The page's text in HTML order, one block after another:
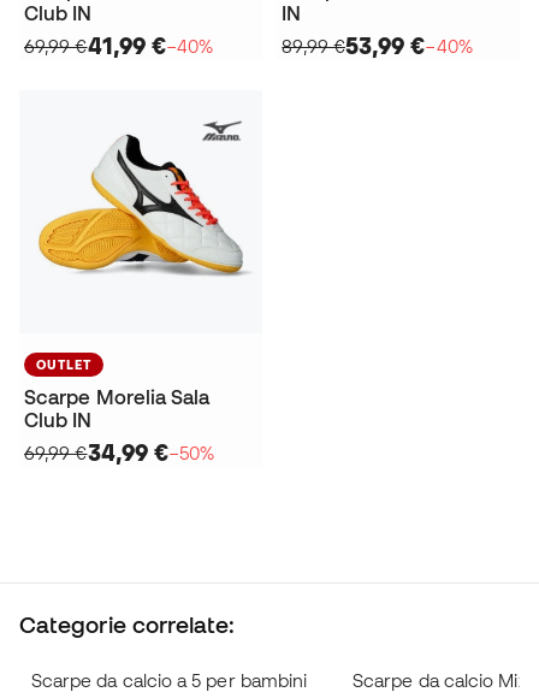
Club IN
69,99 €41,99 €−40%
IN
89,99 €53,99 €−40%
OUTLET
Scarpe Morelia Sala
Club IN
69,99 €34,99 €−50%
Categorie correlate:
Scarpe da calcio a 5 per bambini Scarpe da calcio